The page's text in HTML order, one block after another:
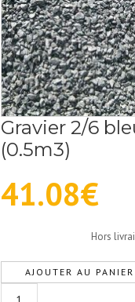
Gravier 2/6
(0.5m3)
41.08€
Hors
AJOUTER AU PANIER